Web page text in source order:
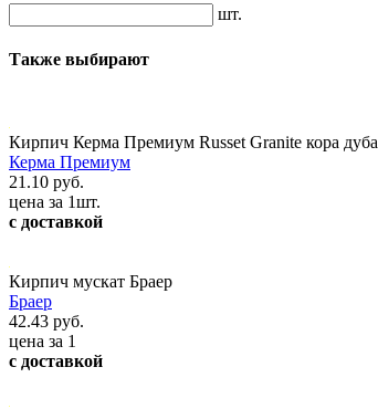
шт.
Также выбирают
Кирпич Керма Премиум Russet Granite кора дуба
Керма Премиум
21.10 руб.
цена за 1шт.
с доставкой
Кирпич мускат Браер
Браер
42.43 руб.
цена за 1
с доставкой